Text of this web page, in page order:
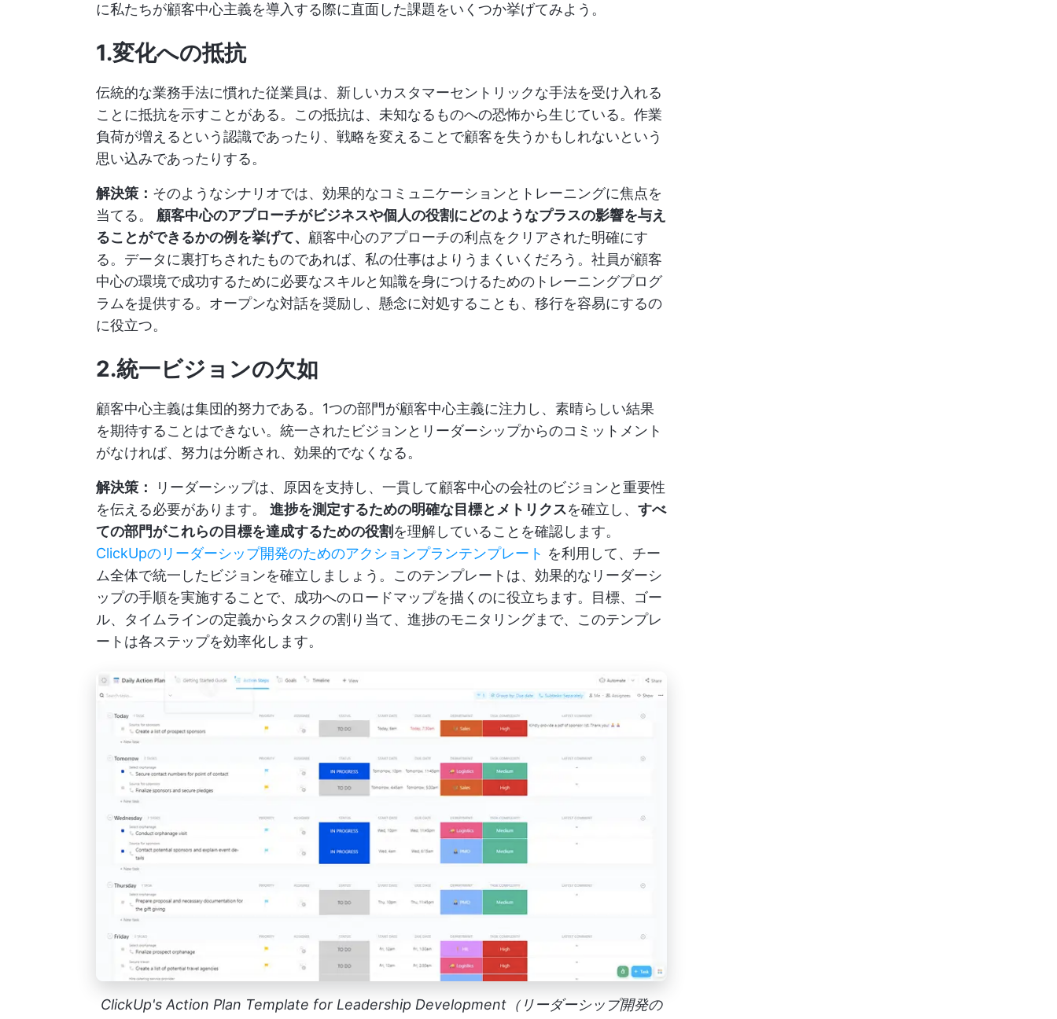
に私たちが顧客中心主義を導入する際に直面した課題をいくつか挙げてみよう。
1.変化への抵抗
伝統的な業務手法に慣れた従業員は、新しいカスタマーセントリックな手法を受け入れる
ことに抵抗を示すことがある。この抵抗は、未知なるものへの恐怖から生じている。作業
負荷が増えるという認識であったり、戦略を変えることで顧客を失うかもしれないという
思い込みであったりする。
解決策： そのようなシナリオでは、効果的なコミュニケーションとトレーニングに焦点を
当てる。 顧客中心のアプローチがビジネスや個人の役割にどのようなプラスの影響を与え
ることができるかの例を挙げて、 顧客中心のアプローチの利点をクリアされた明確にす
る。データに裏打ちされたものであれば、私の仕事はよりうまくいくだろう。社員が顧客
中心の環境で成功するために必要なスキルと知識を身につけるためのトレーニングプログ
ラムを提供する。オープンな対話を奨励し、懸念に対処することも、移行を容易にするの
に役立つ。
2.統一ビジョンの欠如
顧客中心主義は集団的努力である。1つの部門が顧客中心主義に注力し、素晴らしい結果
を期待することはできない。統一されたビジョンとリーダーシップからのコミットメント
がなければ、努力は分断され、効果的でなくなる。
解決策：
リーダーシップは、原因を支持し、一貫して顧客中心の会社のビジョンと重要性
を伝える必要があります。 進捗を測定するための明確な目標とメトリクスを確立し、 すべ
ての部門がこれらの目標を達成するための役割 を理解していることを確認します。
ClickUpのリーダーシップ開発のためのアクションプランテンプレート を利用して、チー
ム全体で統一したビジョンを確立しましょう。このテンプレートは、効果的なリーダーシ
ップの手順を実施することで、成功へのロードマップを描くのに役立ちます。目標、ゴー
ル、タイムラインの定義からタスクの割り当て、進捗のモニタリングまで、このテンプレ
ートは各ステップを効率化します。
ClickUp's Action Plan Template for Leadership Development（リーダーシップ開発の